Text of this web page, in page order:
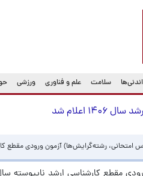
سلامت علم و فناوری ورزشی
اعلام شد
رشته‌گرایش‌ها) آزمون ورودی مقطع کارشناسی